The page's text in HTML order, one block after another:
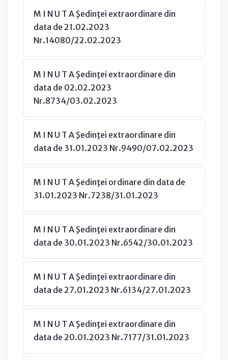
M I N U T A Şedinţei extraordinare din
data de 21.02.2023
Nr.14080/22.02.2023
M I N U T A Şedinţei extraordinare din
data de 02.02.2023
Nr.8734/03.02.2023
M I N U T A Şedinţei extraordinare din
data de 31.01.2023 Nr.9490/07.02.2023
M I N U T A Şedinţei ordinare din data de
31.01.2023 Nr.7238/31.01.2023
M I N U T A Şedinţei extraordinare din
data de 30.01.2023 Nr.6542/30.01.2023
M I N U T A Şedinţei extraordinare din
data de 27.01.2023 Nr.6134/27.01.2023
M I N U T A Şedinţei extraordinare din
data de 20.01.2023 Nr.7177/31.01.2023